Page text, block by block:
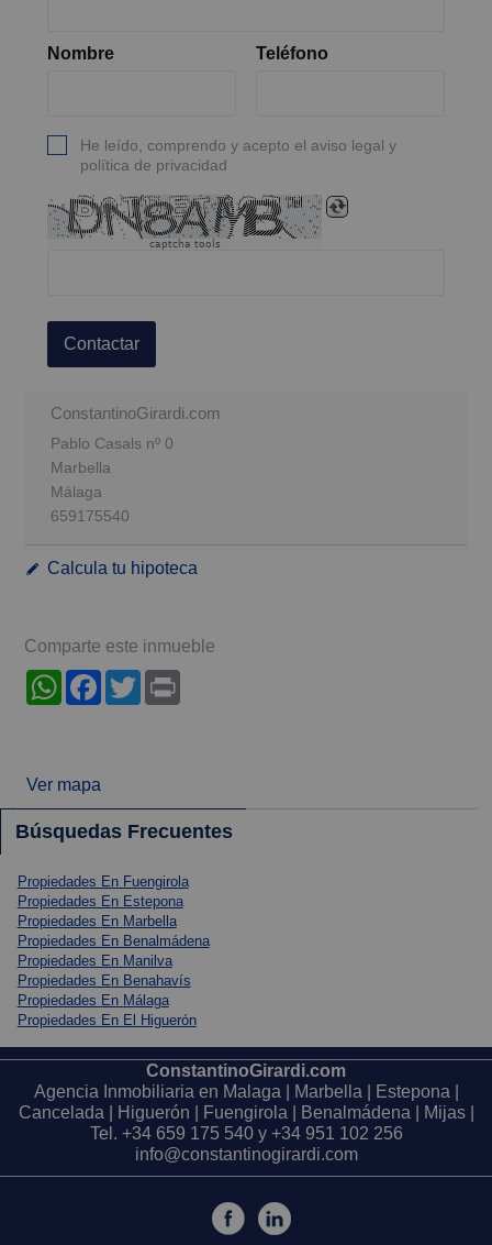
Nombre Teléfono
He leído, comprendo y acepto el aviso legal y
política de privacidad
captcha tools
Contactar
ConstantinoGirardi.com
Pablo Casals nº 0
Marbella
Málaga
659175540
Calcula tu hipoteca
Comparte este inmueble
WhatsAppFacebook
Twitter
Ver mapa
Búsquedas Frecuentes
Propiedades En Fuengirola
Propiedades En Estepona
Propiedades En Marbella
Propiedades En Benalmádena
Propiedades En Manilva
Propiedades En Benahavís
Propiedades En Málaga
Propiedades En El Higuerón
ConstantinoGirardi.com
Agencia Inmobiliaria en Malaga | Marbella | Estepona |
Cancelada | Higuerón | Fuengirola | Benalmádena | Mijas |
Tel. +34 659 175 540y +34 951 102 256
info@constantinogirardi.com